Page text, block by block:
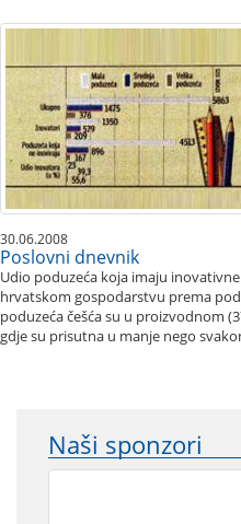
30.06.2008
Poslovni dnevnik
Udio poduzeća koja imaju
hrvatskom gospodarstvu prema
poduzeća češća su u proizvodnom
gdje su prisutna u manje nego
Naši sponzori